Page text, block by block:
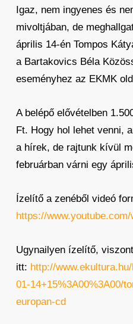
Igaz, nem ingyenes és
mivoltjában, de
április 14-én Tompos
a Bartakovics Béla
eseményhez az EKMK
A belépő elővételben
Ft. Hogy hol lehet venni,
a hírek, de rajtunk kívül
februárban várni egy
Ízelítő a zenéből videó
https://
Ugynailyen ízelítő,
itt: http://
01-14+15%3A00%3A00/
europan-cd